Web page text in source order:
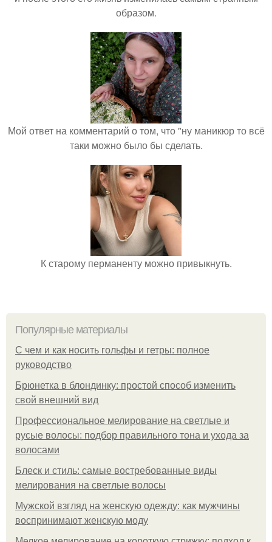
образом.
Мой ответ на комментарий о том, что "ну маникюр то всё
таки можно было бы сделать.
К старому перманенту можно привыкнуть.
Популярные материалы
С чем и как носить гольфы и гетры: полное
руководство
Брюнетка в блондинку: простой способ изменить
свой внешний вид
Профессиональное мелирование на светлые и
русые волосы: подбор правильного тона и ухода за
волосами
Блеск и стиль: самые востребованные виды
мелирования на светлые волосы
Мужской взгляд на женскую одежду: как мужчины
воспринимают женскую моду